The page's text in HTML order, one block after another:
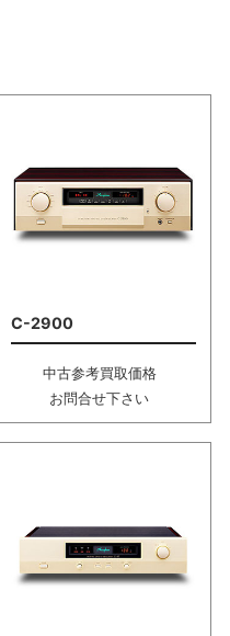
C-2900
中古参考買取価格
お問合せ下さい